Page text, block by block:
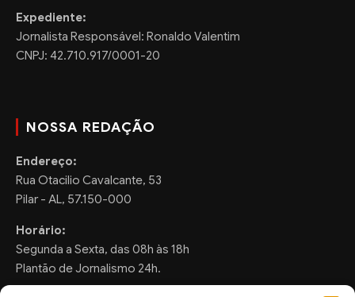
Expediente:
Jornalista Responsável: Ronaldo Valentim
CNPJ: 42.710.917/0001-20
NOSSA REDAÇÃO
Endereço:
Rua Otacilio Cavalcante, 53
Pilar - AL, 57.150-000
Horário:
Segunda a Sexta, das 08h às 18h
Plantão de Jornalismo 24h.